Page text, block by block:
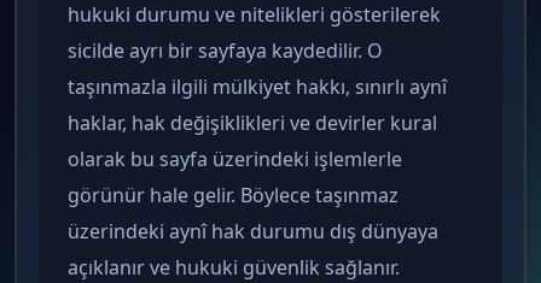
hukuki durumu ve nitelikleri gösterilerek
sicilde ayrı bir sayfaya kaydedilir. O
taşınmazla ilgili mülkiyet hakkı, sınırlı aynî
haklar, hak değişiklikleri ve devirler kural
olarak bu sayfa üzerindeki işlemlerle
görünür hale gelir. Böylece taşınmaz
üzerindeki aynî hak durumu dış dünyaya
açıklanır ve hukuki güvenlik sağlanır.